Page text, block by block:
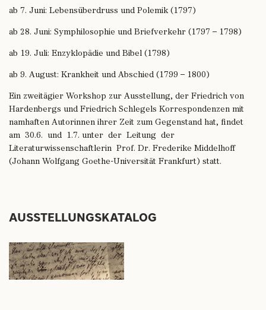
ab 7. Juni: Lebensüberdruss und Polemik (1797)
ab 28. Juni: Symphilosophie und Briefverkehr (1797 – 1798)
ab 19. Juli: Enzyklopädie und Bibel (1798)
ab 9. August: Krankheit und Abschied (1799 – 1800)
Ein zweitägier Workshop zur Ausstellung, der Friedrich von
Hardenbergs und Friedrich Schlegels Korrespondenzen mit
namhaften Autorinnen ihrer Zeit zum Gegenstand hat, findet
am 30.6. und 1.7. unter der Leitung der
Literaturwissenschaftlerin Prof. Dr. Frederike Middelhoff
(Johann Wolfgang Goethe-Universität Frankfurt) statt.
AUSSTELLUNGSKATALOG